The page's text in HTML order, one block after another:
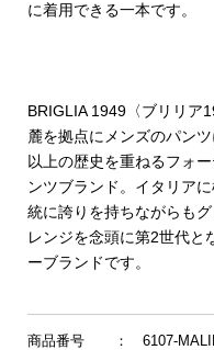
に着用できる一本です。
BRIGLIA 1949〈ブリリア
麓を拠点にメンズのパン
以上の歴史を重ねるフォ
ンツブランド。イタリア
統に誇りを持ちながらも
レンジを念頭に第2世代と
ーブランドです。
商品番号 ： 6107-